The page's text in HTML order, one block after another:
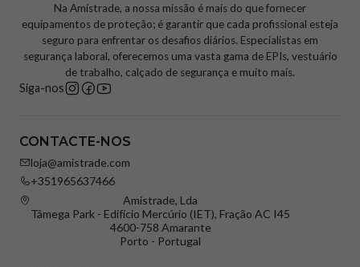
Na Amistrade, a nossa missão é mais do que fornecer
equipamentos de proteção; é garantir que cada profissional esteja
seguro para enfrentar os desafios diários. Especialistas em
segurança laboral, oferecemos uma vasta gama de EPIs, vestuário
de trabalho, calçado de segurança e muito mais.
Siga-nos
CONTACTE-NOS
loja@amistrade.com
+351965637466
Amistrade, Lda
Tâmega Park - Edifício Mercúrio (IET), Fração AC I45
4600-758 Amarante
Porto - Portugal